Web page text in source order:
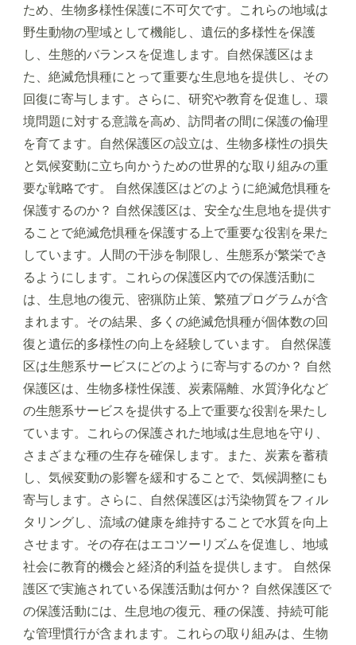
ため、生物多様性保護に不可欠です。これらの地域は
野生動物の聖域として機能し、遺伝的多様性を保護
し、生態的バランスを促進します。自然保護区はま
た、絶滅危惧種にとって重要な生息地を提供し、その
回復に寄与します。さらに、研究や教育を促進し、環
境問題に対する意識を高め、訪問者の間に保護の倫理
を育てます。自然保護区の設立は、生物多様性の損失
と気候変動に立ち向かうための世界的な取り組みの重
要な戦略です。 自然保護区はどのように絶滅危惧種を
保護するのか？ 自然保護区は、安全な生息地を提供す
ることで絶滅危惧種を保護する上で重要な役割を果た
しています。人間の干渉を制限し、生態系が繁栄でき
るようにします。これらの保護区内での保護活動に
は、生息地の復元、密猟防止策、繁殖プログラムが含
まれます。その結果、多くの絶滅危惧種が個体数の回
復と遺伝的多様性の向上を経験しています。 自然保護
区は生態系サービスにどのように寄与するのか？ 自然
保護区は、生物多様性保護、炭素隔離、水質浄化など
の生態系サービスを提供する上で重要な役割を果たし
ています。これらの保護された地域は生息地を守り、
さまざまな種の生存を確保します。また、炭素を蓄積
し、気候変動の影響を緩和することで、気候調整にも
寄与します。さらに、自然保護区は汚染物質をフィル
タリングし、流域の健康を維持することで水質を向上
させます。その存在はエコツーリズムを促進し、地域
社会に教育的機会と経済的利益を提供します。 自然保
護区で実施されている保護活動は何か？ 自然保護区で
の保護活動には、生息地の復元、種の保護、持続可能
な管理慣行が含まれます。これらの取り組みは、生物